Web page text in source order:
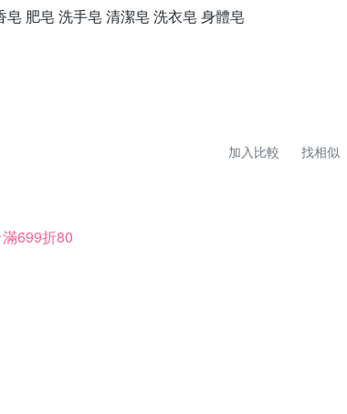
肥皂 洗手皂 清潔皂 洗衣皂 身體皂
加入比較 找相似
699折80